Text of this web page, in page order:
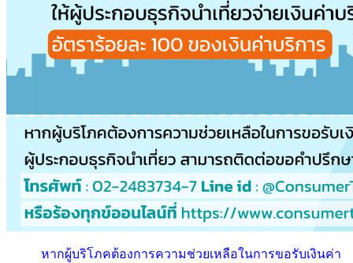
หากผู้บริโภคต้องการความช่วยเหลือในการขอรับเงินค่า